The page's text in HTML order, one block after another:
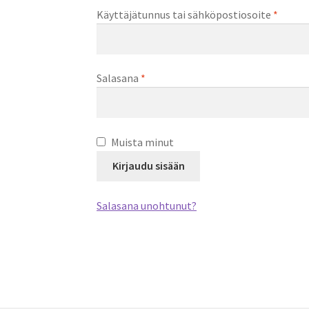
Käyttäjätunnus tai sähköpostiosoite *
Salasana *
Muista minut
Kirjaudu sisään
Salasana unohtunut?